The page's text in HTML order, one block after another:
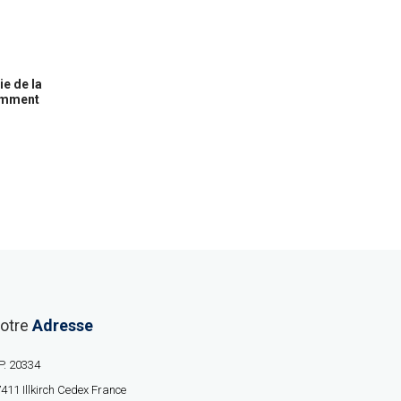
de la
Adresse
20334
Illkirch Cedex France